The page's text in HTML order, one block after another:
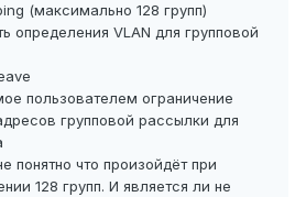
(максимально 128 групп)
определения VLAN для групповой
пользователем ограничение
групповой рассылки для
понятно что произойдёт при
128 групп. И является ли не